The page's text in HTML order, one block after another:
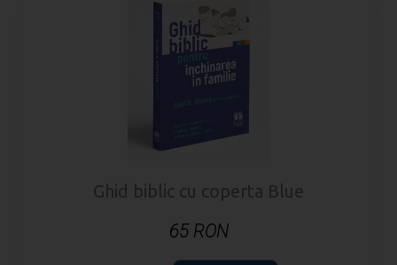
Ghid biblic cu coperta Blue
65 RON